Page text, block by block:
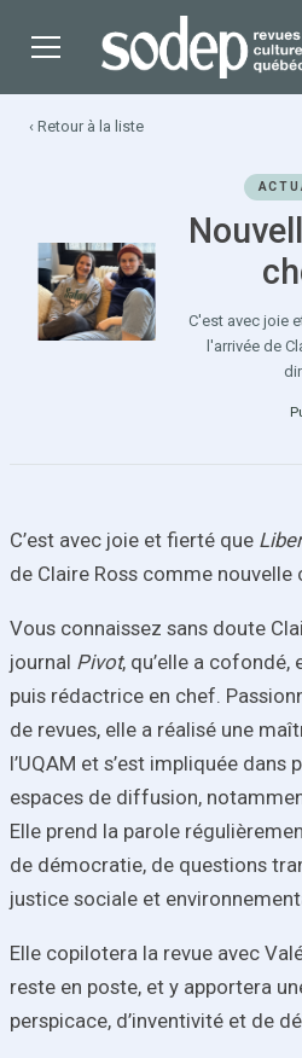
‹ Retour à la liste
C'est avec joie
l'arrivée de
C’est avec joie et fierté que
de Claire Ross comme
Vous connaissez sans doute
journal Pivot, qu’elle a
puis rédactrice en chef.
de revues, elle a réalisé une
l’UQAM et s’est impliquée dans
espaces de diffusion,
Elle prend la parole
de démocratie, de questions
justice sociale et
Elle copilotera la revue avec
reste en poste, et y apportera
perspicace, d’inventivité et de